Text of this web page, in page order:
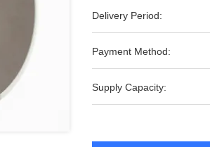
Delivery Period:
Payment Method:
Supply Capacity: